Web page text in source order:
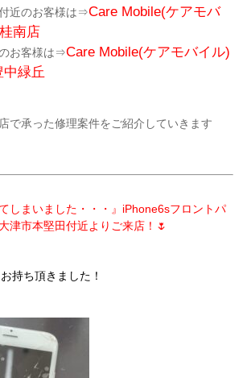
近のお客様は⇒Care Mobile(ケアモバ
南店
お客様は⇒Care Mobile(ケアモバイル)
緑丘
で承った修理案件をご紹介していきます
しまいました・・・』iPhone6sフロントパ
津市本堅田付近よりご来店！🌷
持ち頂きました！